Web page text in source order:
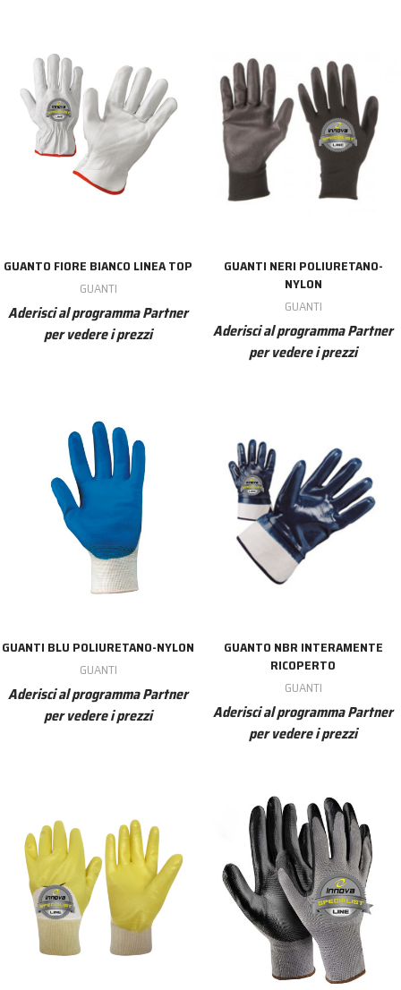
GUANTO FIORE BIANCO LINEA TOP
GUANTI
Aderisci al programma Partner
per vedere i prezzi
GUANTI NERI POLIURETANO-
NYLON
GUANTI
Aderisci al programma Partner
per vedere i prezzi
GUANTI BLU POLIURETANO-NYLON
GUANTI
Aderisci al programma Partner
per vedere i prezzi
GUANTO NBR INTERAMENTE
RICOPERTO
GUANTI
Aderisci al programma Partner
per vedere i prezzi